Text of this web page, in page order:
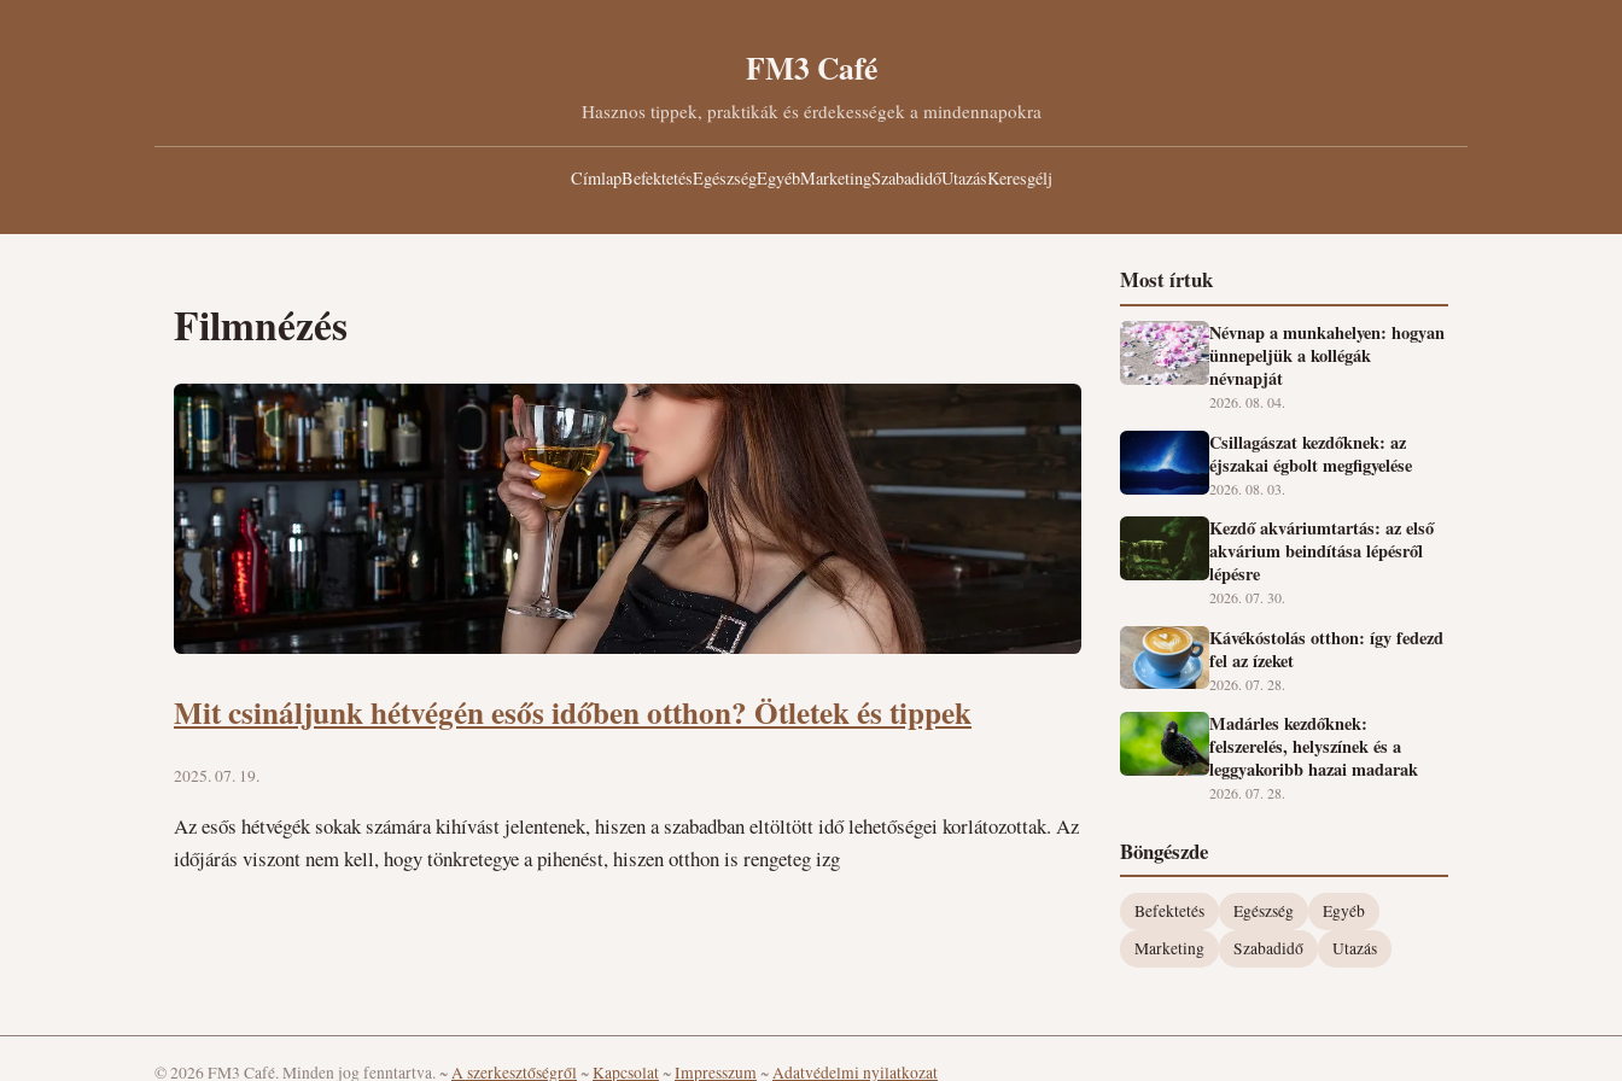
FM3 Café
Hasznos tippek, praktikák és érdekességek a mindennapokra
CímlapBefektetésEgészségEgyébMarketingSzabadidőUtazásKeresgélj
Filmnézés
Mit csináljunk hétvégén esős időben otthon? Ötletek és tippek
2025. 07. 19.
Az esős hétvégék sokak számára kihívást jelentenek, hiszen a szabadban eltöltött idő lehetőségei korlátozottak. Az
időjárás viszont nem kell, hogy tönkretegye a pihenést, hiszen otthon is rengeteg izg
Most írtuk
Névnap a munkahelyen: hogyan
ünnepeljük a kollégák
névnapját
2026. 08. 04.
Csillagászat kezdőknek: az
éjszakai égbolt megfigyelése
2026. 08. 03.
Kezdő akváriumtartás: az első
akvárium beindítása lépésről
lépésre
2026. 07. 30.
Kávékóstolás otthon: így fedezd
fel az ízeket
2026. 07. 28.
Madárles kezdőknek:
felszerelés, helyszínek és a
leggyakoribb hazai madarak
2026. 07. 28.
Böngészde
Befektetés Egészség
Egyéb
Marketing
Szabadidő Utazás
© 2026 FM3 Café. Minden jog fenntartva. ~A szerkesztőségről ~Kapcsolat ~Impresszum ~Adatvédelmi nyilatkozat